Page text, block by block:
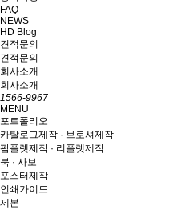
FAQ
NEWS
HD Blog
견적문의
견적문의
회사소개
회사소개
1566-9967
MENU
포트폴리오
카탈로그제작 · 브로셔제작
팜플렛제작 · 리플렛제작
북 · 사보
포스터제작
인쇄가이드
제본